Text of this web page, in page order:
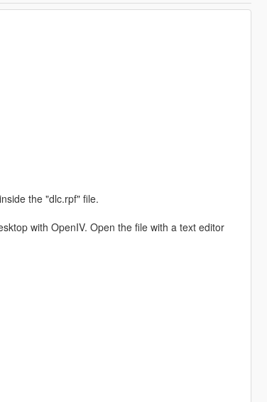
the "dlc.rpf" file.
with OpenIV. Open the file with a text editor